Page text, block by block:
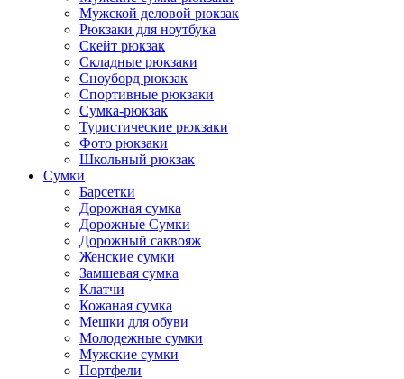
Мужской деловой рюкзак
Рюкзаки для ноутбука
Скейт рюкзак
Складные рюкзаки
Сноуборд рюкзак
Спортивные рюкзаки
Сумка-рюкзак
Туристические рюкзаки
Фото рюкзаки
Школьный рюкзак
Сумки
Барсетки
Дорожная сумка
Дорожные Сумки
Дорожный саквояж
Женские сумки
Замшевая сумка
Клатчи
Кожаная сумка
Мешки для обуви
Молодежные сумки
Мужские сумки
Портфели